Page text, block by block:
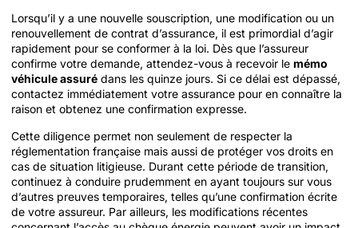
Lorsqu’il y a une nouvelle souscription, une modification ou un
renouvellement de contrat d’assurance, il est primordial d’agir
rapidement pour se conformer à la loi. Dès que l’assureur
confirme votre demande, attendez-vous à recevoir le mémo
véhicule assuré dans les quinze jours. Si ce délai est dépassé,
contactez immédiatement votre assurance pour en connaître la
raison et obtenez une confirmation expresse.
Cette diligence permet non seulement de respecter la
réglementation française mais aussi de protéger vos droits en
cas de situation litigieuse. Durant cette période de transition,
continuez à conduire prudemment en ayant toujours sur vous
d’autres preuves temporaires, telles qu’une confirmation écrite
de votre assureur. Par ailleurs, les modifications récentes